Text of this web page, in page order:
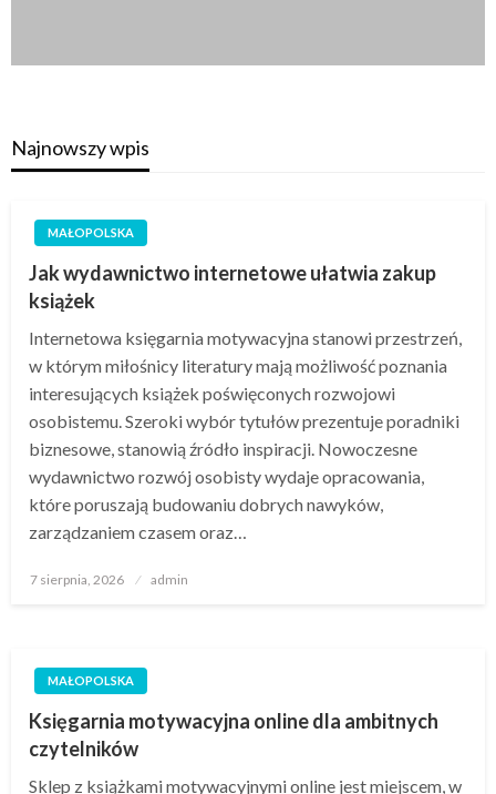
Najnowszy wpis
MAŁOPOLSKA
Jak wydawnictwo internetowe ułatwia zakup
książek
Internetowa księgarnia motywacyjna stanowi przestrzeń,
w którym miłośnicy literatury mają możliwość poznania
interesujących książek poświęconych rozwojowi
osobistemu. Szeroki wybór tytułów prezentuje poradniki
biznesowe, stanowią źródło inspiracji. Nowoczesne
wydawnictwo rozwój osobisty wydaje opracowania,
które poruszają budowaniu dobrych nawyków,
zarządzaniem czasem oraz…
Opublikowane
7 sierpnia, 2026 admin
MAŁOPOLSKA
Księgarnia motywacyjna online dla ambitnych
czytelników
Sklep z książkami motywacyjnymi online jest miejscem, w